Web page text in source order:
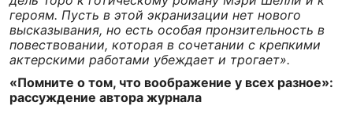
героям. Пусть в этой экранизации нет нового
высказывания, но есть особая пронзительность в
повествовании, которая в сочетании с крепкими
актерскими работами убеждает и трогает».
«Помните о том, что воображение у всех разное»:
рассуждение автора журнала